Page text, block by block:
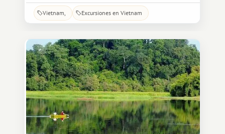
de frutas exóticas, sino también como
cuna del vino vietnamita. El vino de
Dalat es el orgullo de los residentes
locales y de todo el país. El arte de la
producción de vino de uva en Vietnam,
antigua colonia francesa, se ha
transmitido de generación en
generación.
Vietnam Excursiones en Vietnam